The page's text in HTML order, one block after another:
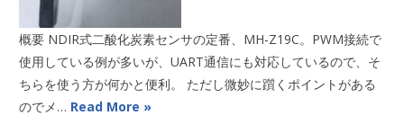
概要 NDIR式二酸化炭素センサの定番、MH-Z19C。PWM接続で
使用している例が多いが、UART通信にも対応しているので、そ
ちらを使う方が何かと便利。 ただし微妙に躓くポイントがある
のでメ… Read More »